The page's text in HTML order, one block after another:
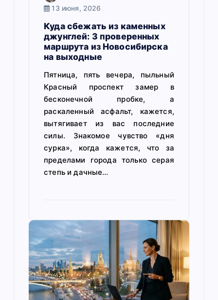
13 июня, 2026
Куда сбежать из каменных
джунглей: 3 проверенных
маршрута из Новосибирска
на выходные
Пятница, пять вечера, пыльный
Красный проспект замер в
бесконечной пробке, а
раскаленный асфальт, кажется,
вытягивает из вас последние
силы. Знакомое чувство «дня
сурка», когда кажется, что за
пределами города только серая
степь и дачные…